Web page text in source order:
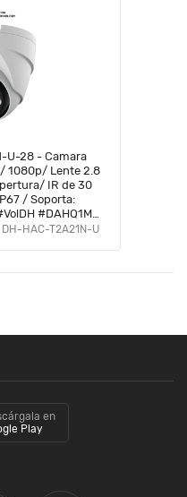
U-28 - Camara
1080p/ Lente 2.8
IR de 30
#DAHQ1M
HAC-T2A21N-U
en
Play